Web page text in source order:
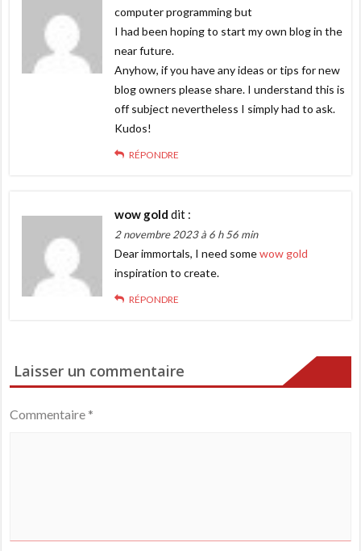
computer programming but
I had been hoping to start my own blog in the
near future.
Anyhow, if you have any ideas or tips for new
blog owners please share. I understand this is
off subject nevertheless I simply had to ask.
Kudos!
RÉPONDRE
wow gold dit :
2 novembre 2023 à 6 h 56 min
Dear immortals, I need somewow gold
inspiration to create.
RÉPONDRE
Laisser un commentaire
Commentaire *